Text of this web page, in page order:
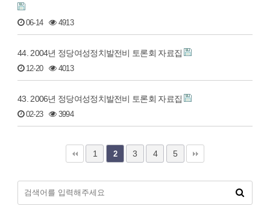
06-14 4913
44. 2004년 정당여성정치발전비 토론회 자료집
12-20 4013
43. 2006년 정당여성정치발전비 토론회 자료집
02-23 3994
1 2 3 4 5